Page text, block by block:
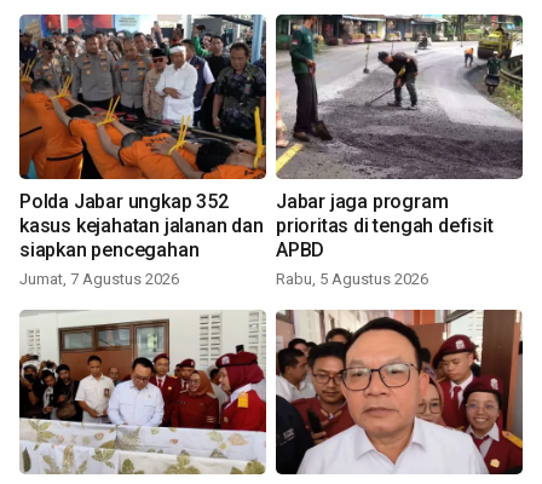
Polda Jabar ungkap 352
kasus kejahatan jalanan dan
siapkan pencegahan
Jumat, 7 Agustus 2026
Jabar jaga program
prioritas di tengah defisit
APBD
Rabu, 5 Agustus 2026